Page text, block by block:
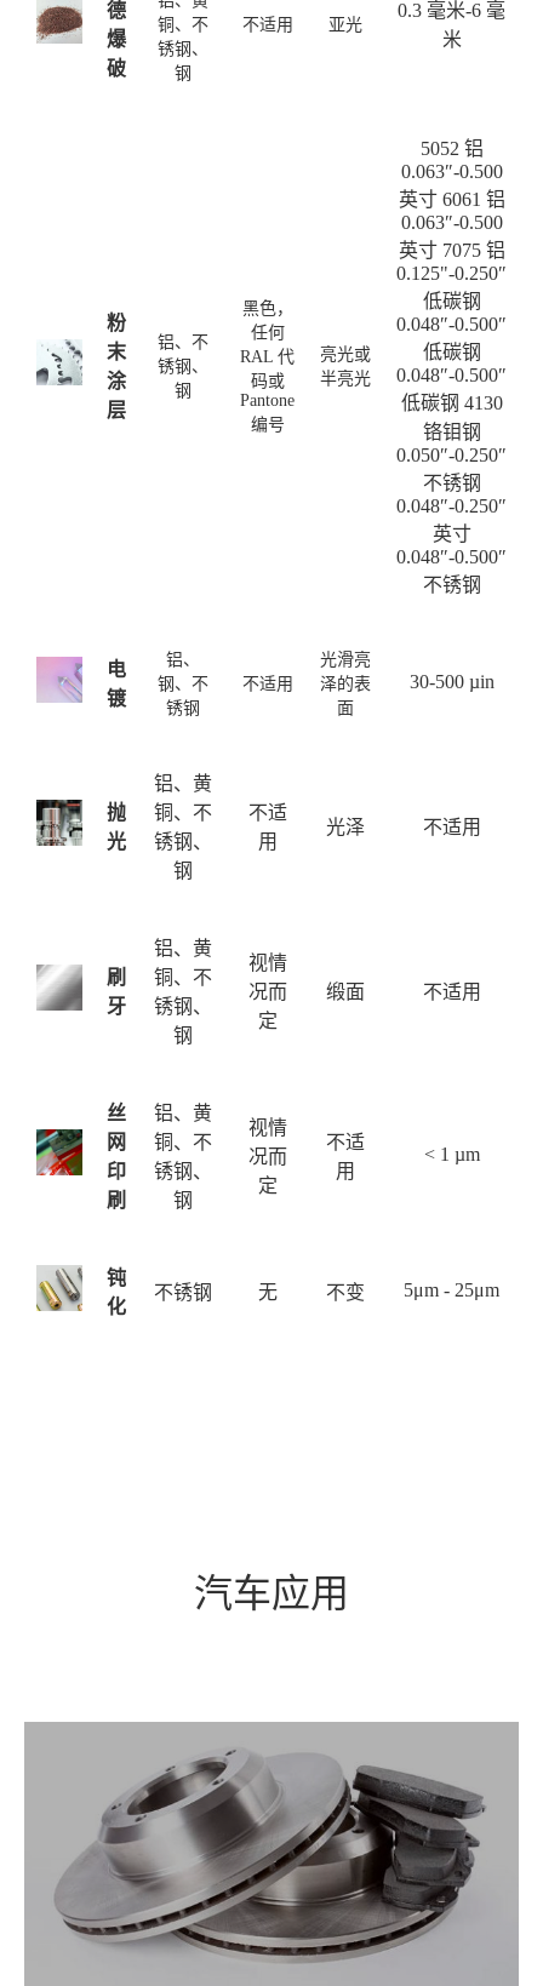
德
爆
破
铜、不
锈钢、
钢
不适用 亚光
0.3 毫米-6 毫
米
粉
末
涂
层
铝、不
锈钢、
钢
黑色，
任何
RAL 代
码或
Pantone
编号
亮光或
半亮光
5052 铝
0.063″-0.500
英寸 6061 铝
0.063″-0.500
英寸 7075 铝
0.125"-0.250″
低碳钢
0.048″-0.500″
低碳钢
0.048″-0.500″
低碳钢 4130
铬钼钢
0.050″-0.250″
不锈钢
0.048″-0.250″
英寸
0.048″-0.500″
不锈钢
电
镀
铝、
钢、不
锈钢
不适用
光滑亮
泽的表
面
30-500 µin
抛
光
铝、黄
铜、不
锈钢、
钢
不适
用
光泽 不适用
刷
牙
铝、黄
铜、不
锈钢、
钢
视情
况而
定
缎面 不适用
丝
网
印
刷
铝、黄
铜、不
锈钢、
钢
视情
况而
定
不适
用
< 1 µm
钝
化
不锈钢 无 不变 5μm - 25μm
汽车应用